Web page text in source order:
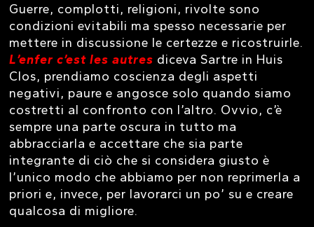
Guerre, complotti, religioni, rivolte sono
condizioni evitabili ma spesso necessarie per
mettere in discussione le certezze e ricostruirle.
L’enfer c’est les autres diceva Sartre in Huis
Clos, prendiamo coscienza degli aspetti
negativi, paure e angosce solo quando siamo
costretti al confronto con l’altro. Ovvio, c’è
sempre una parte oscura in tutto ma
abbracciarla e accettare che sia parte
integrante di ciò che si considera giusto è
l’unico modo che abbiamo per non reprimerla a
priori e, invece, per lavorarci un po’ su e creare
qualcosa di migliore.